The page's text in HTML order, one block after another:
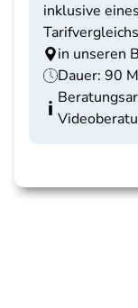
inklusive
in unseren
Dauer: 90